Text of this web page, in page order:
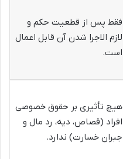
فقط پس از قطعیت حکم و
لازم الاجرا شدن آن قابل اعمال
است.
هیچ تأثیری بر حقوق خصوصی
افراد (قصاص، دیه، رد مال و
جبران خسارت) ندارد.